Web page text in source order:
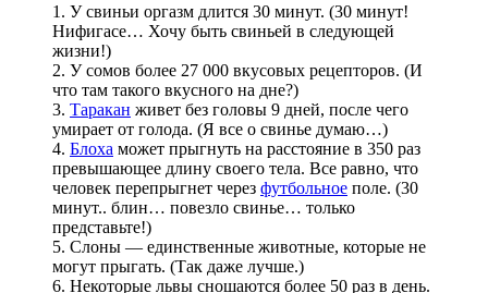
1. У свиньи оргазм длится 30 минут. (30 минут!
Нифигасе… Хочу быть свиньей в следующей
жизни!)
2. У сомов более 27 000 вкусовых рецепторов. (И
что там такого вкусного на дне?)
3. Таракан живет без головы 9 дней, после чего
умирает от голода. (Я все о свинье думаю…)
4. Блоха может прыгнуть на расстояние в 350 раз
превышающее длину своего тела. Все равно, что
человек перепрыгнет через футбольное поле. (30
минут.. блин… повезло свинье… только
представьте!)
5. Слоны — единственные животные, которые не
могут прыгать. (Так даже лучше.)
6. Некоторые львы сношаются более 50 раз в день.